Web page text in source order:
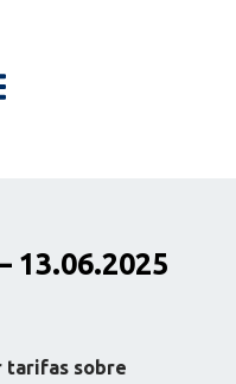
13.06.2025
tarifas sobre